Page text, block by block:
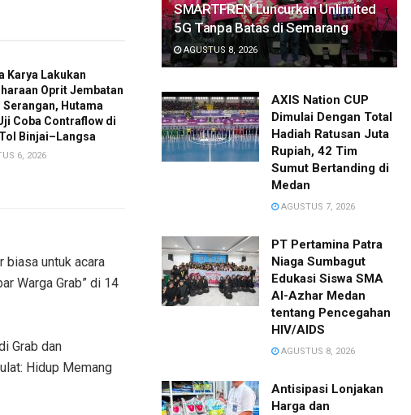
Karya Lakukan
Oprit Jembatan
Serangan, Hutama
Coba Contraflow di
Binjai–Langsa
6, 2026
biasa untuk acara
Warga Grab” di 14
Grab dan
Hidup Memang
SMARTFREN Luncurkan Unlimited
5G Tanpa Batas di Semarang
AGUSTUS 8, 2026
AXIS Nation CUP
Dimulai Dengan Total
Hadiah Ratusan Juta
Rupiah, 42 Tim
Sumut Bertanding di
Medan
AGUSTUS 7, 2026
PT Pertamina Patra
Niaga Sumbagut
Edukasi Siswa SMA
Al-Azhar Medan
tentang Pencegahan
HIV/AIDS
AGUSTUS 8, 2026
Antisipasi Lonjakan
Harga dan